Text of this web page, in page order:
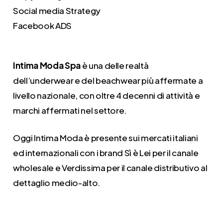
Social media Strategy
Facebook ADS
Intima Moda Spaè una delle realtà
dell’underwear e del beachwear più affermate a
livello nazionale, con oltre 4 decenni di attività e
marchi affermati nel settore.
Oggi Intima Moda è presente sui mercati italiani
ed internazionali con i brand Sì è Lei per il canale
wholesale e Verdissima per il canale distributivo al
dettaglio medio-alto.